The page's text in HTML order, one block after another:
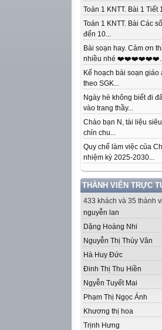
Toán 1 KNTT. Bài 1 Tiết
Toán 1 KNTT. Bài Các
đến 10...
Bài soạn hay. Cảm ơn
nhiều nhé
Kế hoạch bài soạn giáo
theo SGK...
Ngày hè không biết đi
vào trang thầy...
Chào bạn N, tài liệu
chỉn chu...
Quy chế làm việc của
nhiệm kỳ 2025-2030...
THÀNH VIÊN TRỰC
433 khách và 35 thành
nguyễn lan
Dặng Hoàng Nhi
Nguyễn Thị Thùy Vân
Hà Huy Đức
Đinh Thị Thu Hiền
Ngyễn Tuyết Mai
Phạm Thị Ngọc Ánh
Khương thị hoa
Trịnh Hưng